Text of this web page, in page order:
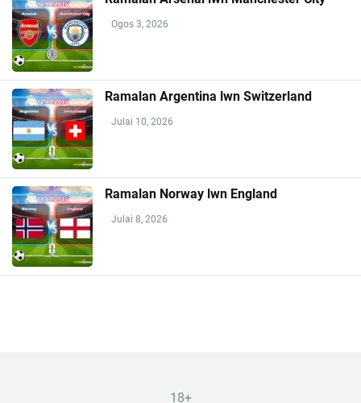
Ogos 3, 2026
Ramalan Argentina lwn Switzerland
Julai 10, 2026
Ramalan Norway lwn England
Julai 8, 2026
18+